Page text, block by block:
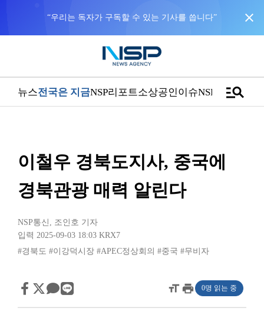
“우리는 독자가 구독할 수 있는 기사를 씁니다” close
뉴스전국은 지금NSP리포트소상공인이슈NSPTVmanage_search
이철우 경북도지사, 중국에
경북관광 매력 알린다
NSP통신 , 조인호 기자
입력 2025-09-03 18:03 KRX7
#경북도 #이강덕시장 #APEC정상회의 #중국 #무비자
format_sizeprint 0명 읽는 중